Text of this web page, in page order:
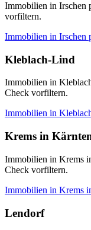
Immobilien in Irschen
vorfiltern.
Immobilien in Irschen
Kleblach-Lind
Immobilien in
Check vorfiltern.
Immobilien in
Krems in
Immobilien in Krems
Check vorfiltern.
Immobilien in Krems
Lendorf